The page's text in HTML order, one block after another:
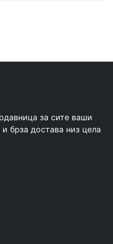
за сите ваши
брза достава низ цела